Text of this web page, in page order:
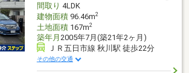
間取り 4LDK
建物面積96.46m2
土地面積167m2
築年月 2005年7月(築21年2ヶ月)
ＪＲ五日市線 秋川駅 徒歩22分
その他の交通